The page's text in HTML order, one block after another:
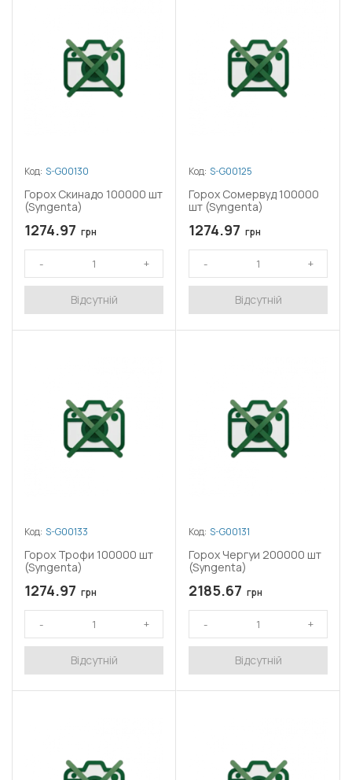
Код: S-G00130
Горох Скинадо 100000 шт
(Syngenta)
1274.97 грн
Відсутній
Код: S-G00125
Горох Сомервуд 100000
шт (Syngenta)
1274.97 грн
Відсутній
Код: S-G00133
Горох Трофи 100000 шт
(Syngenta)
1274.97 грн
Відсутній
Код: S-G00131
Горох Чергуи 200000 шт
(Syngenta)
2185.67 грн
Відсутній